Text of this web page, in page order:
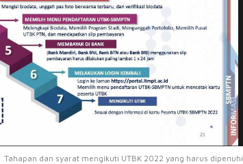
Tahapan dan syarat mengikuti UTBK 2022 yang harus dipenuhi